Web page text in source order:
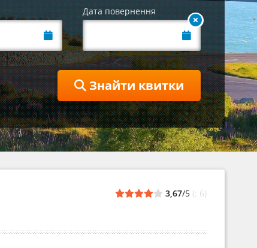
Дата повернення
Знайти квитки
3,67/5 (: 6)